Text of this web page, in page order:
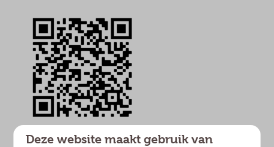
Deze website maakt gebruik van